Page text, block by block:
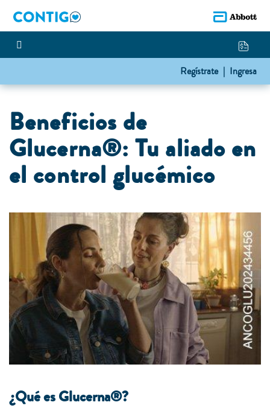
Regístrate | Ingresa
Beneficios de
Glucerna®: Tu aliado en
el control glucémico
¿Qué es Glucerna®?